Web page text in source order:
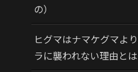
の）
ヒグマはナマケグマよ
ラに襲われない理由と